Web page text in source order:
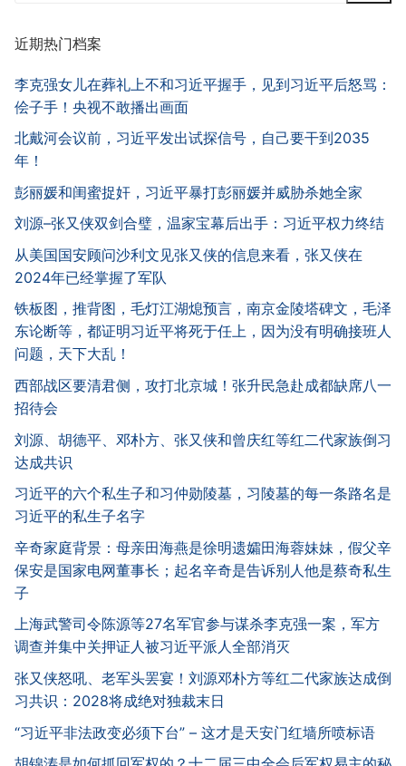
近期热门档案
李克强女儿在葬礼上不和习近平握手，见到习近平后怒骂：
侩子手！央视不敢播出画面
北戴河会议前，习近平发出试探信号，自己要干到2035
年！
彭丽媛和闺蜜捉奸，习近平暴打彭丽媛并威胁杀她全家
刘源–张又侠双剑合璧，温家宝幕后出手：习近平权力终结
从美国国安顾问沙利文见张又侠的信息来看，张又侠在
2024年已经掌握了军队
铁板图，推背图，毛灯江湖熄预言，南京金陵塔碑文，毛泽
东论断等，都证明习近平将死于任上，因为没有明确接班人
问题，天下大乱！
西部战区要清君侧，攻打北京城！张升民急赴成都缺席八一
招待会
刘源、胡德平、邓朴方、张又侠和曾庆红等红二代家族倒习
达成共识
习近平的六个私生子和习仲勋陵墓，习陵墓的每一条路名是
习近平的私生子名字
辛奇家庭背景：母亲田海燕是徐明遗孀田海蓉妹妹，假父辛
保安是国家电网董事长；起名辛奇是告诉别人他是蔡奇私生
子
上海武警司令陈源等27名军官参与谋杀李克强一案，军方
调查并集中关押证人被习近平派人全部消灭
张又侠怒吼、老军头罢宴！刘源邓朴方等红二代家族达成倒
习共识：2028将成绝对独裁末日
“习近平非法政变必须下台” – 这才是天安门红墙所喷标语